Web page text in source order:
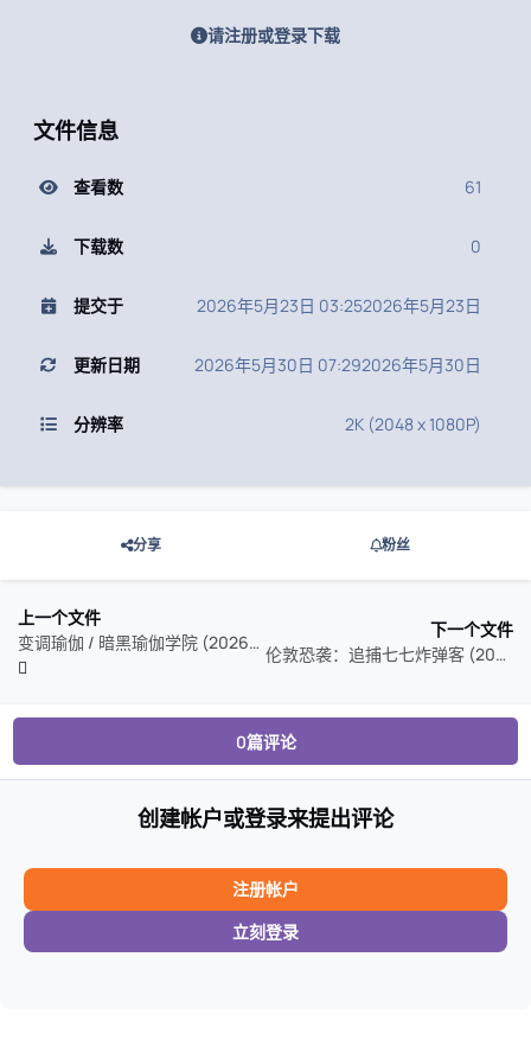
请注册或登录下载
文件信息
查看数 61
下载数 0
提交于 2026年5月23日 03:252026年5月23日
更新日期 2026年5月30日 07:292026年5月30日
分辨率 2K (2048 x 1080P)
分享 粉丝
上一个文件
变调瑜伽 / 暗黑瑜伽学院 (2026) HDR10P
下一个文件
伦敦恐袭：追捕七七炸弹客 (2025) 特效字幕
0篇评论
创建帐户或登录来提出评论
注册帐户
立刻登录